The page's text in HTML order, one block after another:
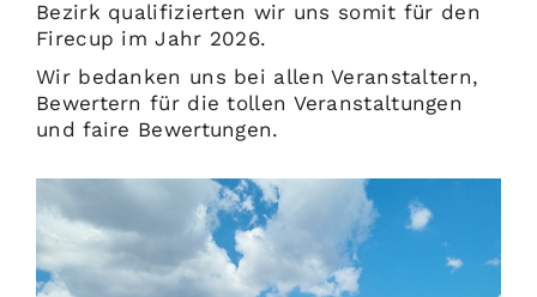
Bezirk qualifizierten wir uns somit für den
Firecup im Jahr 2026.
Wir bedanken uns bei allen Veranstaltern,
Bewertern für die tollen Veranstaltungen
und faire Bewertungen.